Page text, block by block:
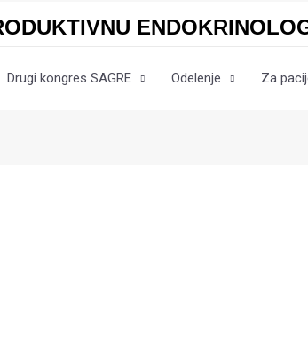
Drugi kongres SAGRE Odelenje Za